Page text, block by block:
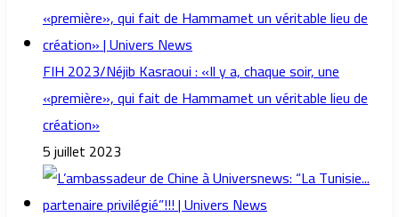
FIH 2023/Néjib Kasraoui : «Il y a, chaque soir, une
«première», qui fait de Hammamet un véritable lieu de
création»
5 juillet 2023